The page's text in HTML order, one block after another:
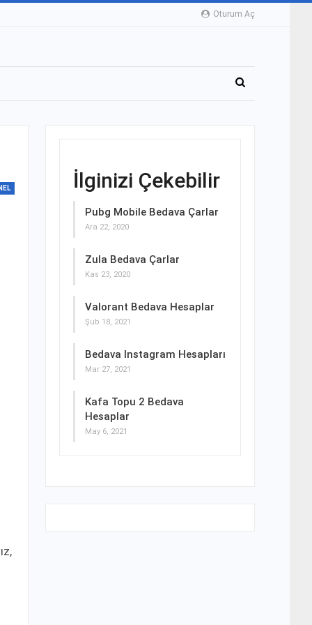
Oturum Aç
İlginizi Çekebilir
Pubg Mobile Bedava Çarlar
Ara 22, 2020
Zula Bedava Çarlar
Kas 23, 2020
Valorant Bedava Hesaplar
Şub 18, 2021
Bedava Instagram Hesapları
Mar 27, 2021
Kafa Topu 2 Bedava
Hesaplar
May 6, 2021